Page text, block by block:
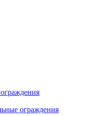
ограждения